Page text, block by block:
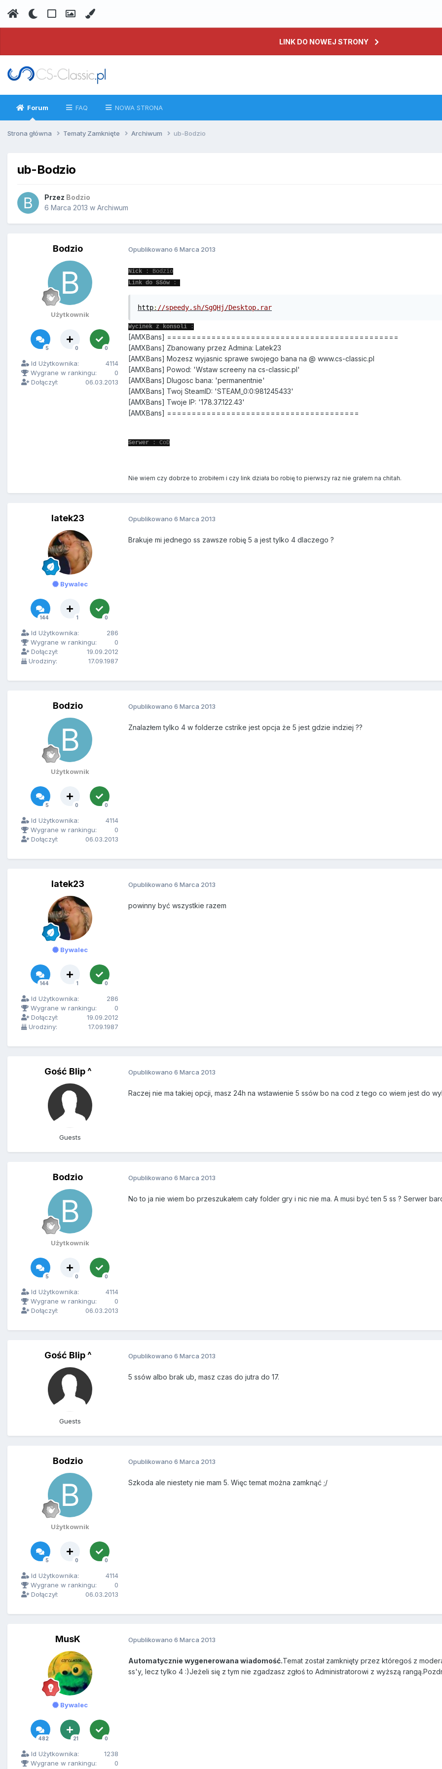
LINK DO NOWEJ STRONY
Forum FAQ NOWA STRONA
Strona główna Tematy Zamknięte Archiwum ub-Bodzio
ub-Bodzio
Przez Bodzio
6 Marca 2013 w Archiwum
Bodzio
Użytkownik
5 0 0
Id Użytkownika:
4114
Wygrane w rankingu:
0
Dołączył:
06.03.2013
Opublikowano 6 Marca 2013
Nick : Bodzio
Link do SSów :
http: //speedy.sh/SgQHj/Desktop.rar
Wycinek z konsoli :
[AMXBans] ===============================================
[AMXBans] Zbanowany przez Admina: Latek23
[AMXBans] Mozesz wyjasnic sprawe swojego bana na @ www.cs-classic.pl
[AMXBans] Powod: 'Wstaw screeny na cs-classic.pl'
[AMXBans] Dlugosc bana: 'permanentnie'
[AMXBans] Twoj SteamID: 'STEAM_0:0:981245433'
[AMXBans] Twoje IP: '178.37.122.43'
[AMXBans] =======================================
Serwer : CoD
Nie wiem czy dobrze to zrobiłem i czy link działa bo robię to pierwszy raz nie grałem na chitah.
latek23
Bywalec
144 1 0
Id Użytkownika:
286
Wygrane w rankingu:
0
Dołączył:
19.09.2012
Urodziny:
17.09.1987
Opublikowano 6 Marca 2013
Brakuje mi jednego ss zawsze robię 5 a jest tylko 4 dlaczego ?
Bodzio
Użytkownik
5 0 0
Id Użytkownika:
4114
Wygrane w rankingu:
0
Dołączył:
06.03.2013
Opublikowano 6 Marca 2013
Znalazłem tylko 4 w folderze cstrike jest opcja że 5 jest gdzie indziej ??
latek23
Bywalec
144 1 0
Id Użytkownika:
286
Wygrane w rankingu:
0
Dołączył:
19.09.2012
Urodziny:
17.09.1987
Opublikowano 6 Marca 2013
powinny być wszystkie razem
Gość Blip ^
Guests
Opublikowano 6 Marca 2013
Raczej nie ma takiej opcji, masz 24h na wstawienie 5 ssów bo na cod z tego co wiem jest do
Bodzio
Użytkownik
5 0 0
Id Użytkownika:
4114
Wygrane w rankingu:
0
Dołączył:
06.03.2013
Opublikowano 6 Marca 2013
No to ja nie wiem bo przeszukałem cały folder gry i nic nie ma. A musi być ten 5 ss ? Serwer
Gość Blip ^
Guests
Opublikowano 6 Marca 2013
5 ssów albo brak ub, masz czas do jutra do 17.
Bodzio
Użytkownik
5 0 0
Id Użytkownika:
4114
Wygrane w rankingu:
0
Dołączył:
06.03.2013
Opublikowano 6 Marca 2013
Szkoda ale niestety nie mam 5. Więc temat można zamknąć ;/
MusK
Bywalec
482 21 0
Id Użytkownika:
1238
Wygrane w rankingu:
0
Opublikowano 6 Marca 2013
Automatycznie wygenerowana wiadomość.Temat został zamknięty przez któregoś z
ss'y, lecz tylko 4 :)Jeżeli się z tym nie zgadzasz zgłoś to Administratorowi z wyższą